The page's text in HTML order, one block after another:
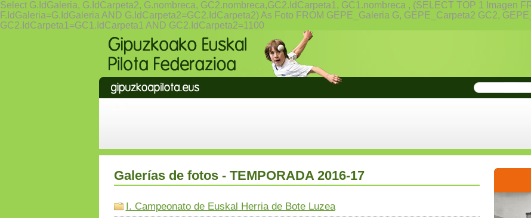
Select G.IdGaleria, G.IdCarpeta2, G.nombreca, GC2.nombreca,GC2.IdCarpeta1, GC1.nombreca , (SELECT TOP 1 Imagen
F.IdGaleria=G.IdGaleria AND G.IdCarpeta2=GC2.IdCarpeta2) As Foto FROM GEPE_Galeria G, GEPE_Carpeta2 GC2,
GC2.IdCarpeta1=GC1.IdCarpeta1 AND GC2.IdCarpeta2=1100
Galerías de fotos - TEMPORADA 2016-17
I. Campeonato de Euskal Herria de Bote Luzea